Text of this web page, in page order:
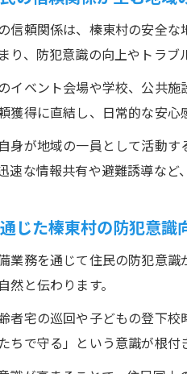
信頼関係は、榛東村の安全
り、防犯意識の向上やトラブ
イベント会場や学校、公共
獲得に直結し、日常的な安心
身が地域の一員として活動
速な情報共有や避難誘導など
じた榛東村の防犯意識
業務を通じて住民の防犯意
然と伝わります。
者宅の巡回や子どもの登下
ちで守る」という意識が根付